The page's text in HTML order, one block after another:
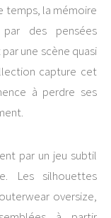
temps, la mémoire
des pensées
une scène quasi
capture cet
à perdre ses
par un jeu subtil
Les silhouettes
oversize,